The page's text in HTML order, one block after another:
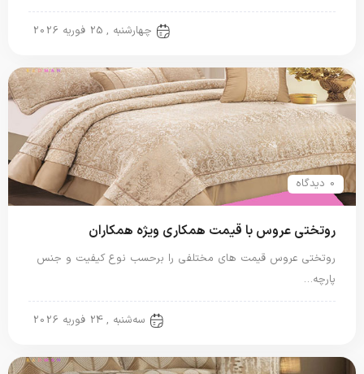
چهارشنبه , 25 فوریه 2026
0 دیدگاه
روتختی عروس با قیمت همکاری ویژه همکاران
روتختی عروس قیمت های مختلفی را برحسب نوع کیفیت و جنس
پارچه…
سه‌شنبه , 24 فوریه 2026